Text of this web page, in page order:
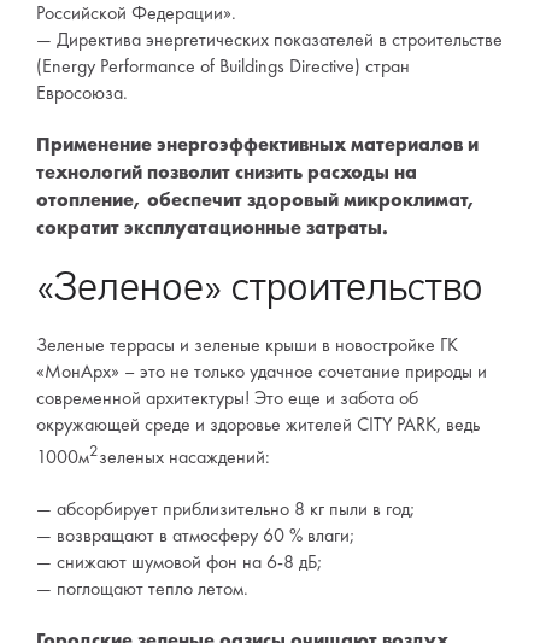
Российской Федерации».
Директива энергетических показателей в строительстве
(Energy Performance of Buildings Directive) стран
Евросоюза.
Применение энергоэффективных материалов и
технологий позволит снизить расходы на
отопление, обеспечит здоровый микроклимат,
сократит эксплуатационные затраты.
«Зеленое» строительство
Зеленые террасы и зеленые крыши в новостройке ГК
«МонАрх» – это не только удачное сочетание природы и
современной архитектуры! Это еще и забота об
окружающей среде и здоровье жителей CITY PARK, ведь
1000м2зеленых насаждений:
абсорбирует приблизительно 8 кг пыли в год;
возвращают в атмосферу 60 % влаги;
снижают шумовой фон на 6-8 дБ;
поглощают тепло летом.